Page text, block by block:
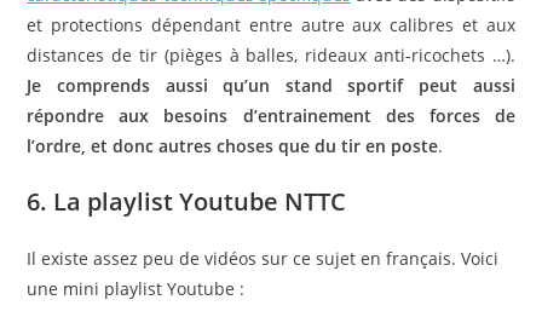
et protections dépendant entre autre aux calibres et aux
distances de tir (pièges à balles, rideaux anti-ricochets …).
Je comprends aussi qu’un stand sportif peut aussi
répondre aux besoins d’entrainement des forces de
l’ordre, et donc autres choses que du tir en poste.
6. La playlist Youtube NTTC
Il existe assez peu de vidéos sur ce sujet en français. Voici
une mini playlist Youtube :